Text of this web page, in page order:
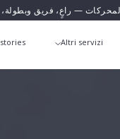
— راعٍ، فريق
Altri servizi